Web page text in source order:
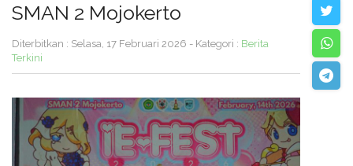
SMAN 2 Mojokerto
Diterbitkan : Selasa, 17 Februari 2026 - Kategori : Berita
Terkini